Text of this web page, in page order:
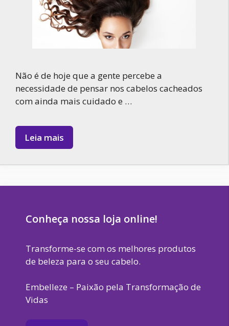
Não é de hoje que a gente percebe a
necessidade de pensar nos cabelos cacheados
com ainda mais cuidado e …
Leia mais
Conheça nossa loja online!
Transforme-se com os melhores produtos
de beleza para o seu cabelo.
Embelleze – Paixão pela Transformação de
Vidas